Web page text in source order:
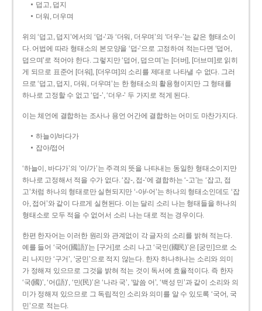
덥고, 덥지
더워, 더우며
위의 ‘덥고, 덥지’에서의 ‘덥-­’과 ‘더워, 더우며’의 ‘더우-­’는 같은 형태소이
다. 어법에 따라 형태소의 본모양을 ‘덥-­’으로 고정하여 적는다면 ‘덥어,
덥으며’로 적어야 한다. 그렇지만 ‘덥어, 덥으며’는 [더버], [더브며]로 읽히
게 되므로 표준어 [더워], [더우며]의 소리를 제대로 나타낼 수 없다. 그러
므로 ‘덥고, 덥지, 더워, 더우며’는 한 형태소의 활용형이지만 그 형태를
하나로 고정할 수 없고 ‘덥-’, ‘더우-’ 두 가지로 적게 된다.
이는 체언에 결합하는 조사나 용언 어간에 결합하는 어미도 마찬가지다.
하늘이/바다가
잡아/접어
‘하늘이, 바다가’의 ‘이/가’는 주격의 뜻을 나타내는 동일한 형태소이지만
하나로 고정해서 적을 수가 없다. ‘잡-, 접-’에 결합하는 ‘-고’는 ‘잡고, 접
고’처럼 하나의 형태로만 실현되지만 ‘-아/-어’는 하나의 형태소인데도 ‘잡
아, 접어’와 같이 다르게 실현된다. 이는 달리 소리 나는 형태들을 하나의
형태소로 모두 적을 수 없어서 소리 나는 대로 적는 경우이다.
한편 한자어는 이러한 원리와 관계없이 각 글자의 소리를 밝혀 적는다.
예를 들어 ‘국어(國語)’는 [구거]로 소리 나고 ‘국민(國民)’은 [궁민]으로 소
리 나지만 ‘구거’, ‘궁민’으로 적지 않는다. 한자 하나하나는 소리와 의미
가 정해져 있으므로 그것을 밝혀 적는 것이 독서에 효율적이다. 즉 한자
‘국(國)’, ‘어(語)’, ‘민(民)’은 ‘나라 국’, ‘말씀 어’, ‘백성 민’과 같이 소리와 의
미가 정해져 있으므로 그 독립적인 소리와 의미를 알 수 있도록 ‘국어, 국
민’으로 적는다.